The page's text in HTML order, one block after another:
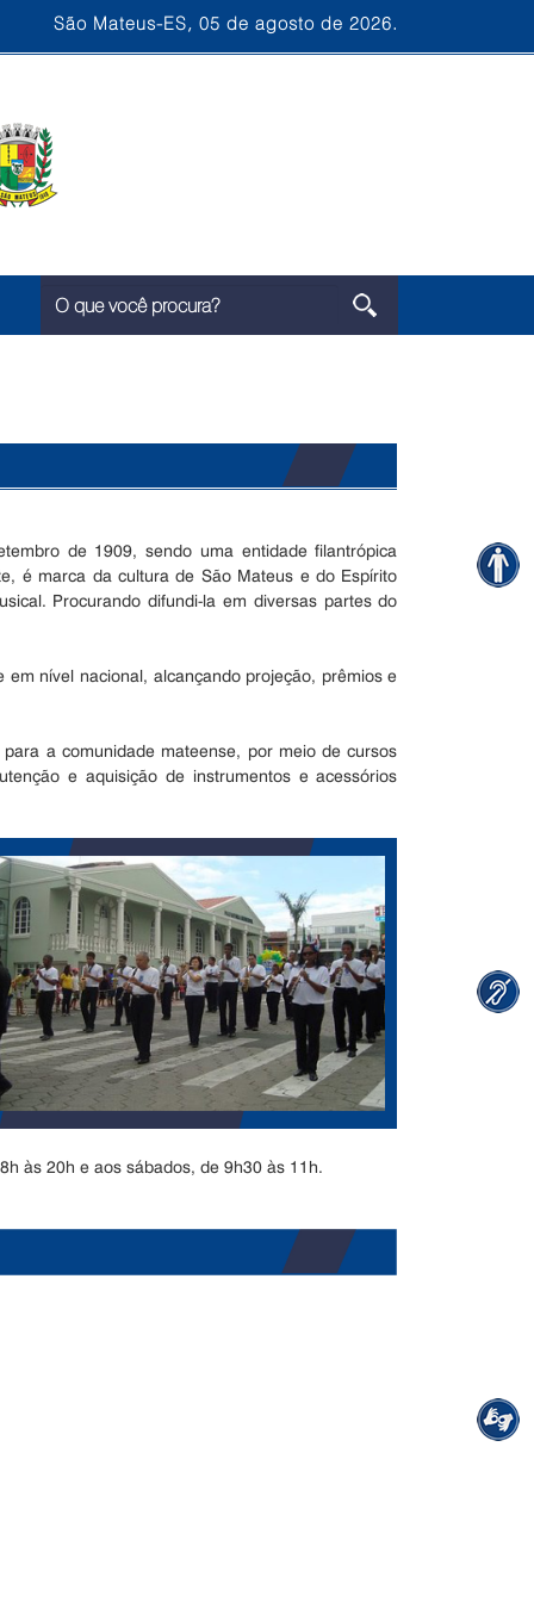
São Mateus-ES, 05 de agosto de 2026.
de 1909, sendo uma entidade filantrópica
é marca da cultura de São Mateus e do Espírito
Procurando difundi-la em diversas partes do
nível nacional, alcançando projeção, prêmios e
a comunidade mateense, por meio de cursos
e aquisição de instrumentos e acessórios
às 20h e aos sábados, de 9h30 às 11h.